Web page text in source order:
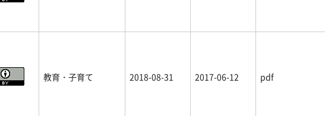
教育・子育て 2018-08-31 2017-06-12 pdf